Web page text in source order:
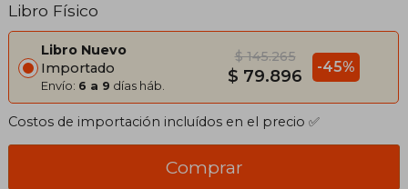
Libro Físico
Libro Nuevo
Importado
Envío: 6 a 9 días háb.
$ 145.265
$ 79.896 -45%
Costos de importación incluídos en el precio ✅
Comprar